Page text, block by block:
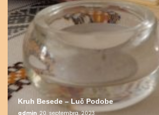
Kruh Besede – Luč Podobe
admin 20. septembra, 2023